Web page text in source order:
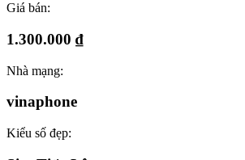
Giá bán:
1.300.000 ₫
Nhà mạng:
vinaphone
Kiểu số đẹp: